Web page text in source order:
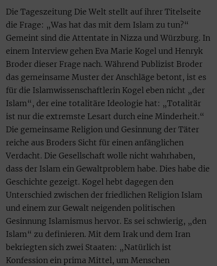
Die Tageszeitung Die Welt stellt auf ihrer Titelseite
die Frage: „Was hat das mit dem Islam zu tun?“
Gemeint sind die Attentate in Nizza und Würzburg. In
einem Interview gehen Eva Marie Kogel und Henryk
Broder dieser Frage nach. Während Publizist Broder
das gemeinsame Muster der Anschläge betont, ist es
für die Islamwissenschaftlerin Kogel eben nicht „der
Islam“, der eine totalitäre Ideologie hat: „Totalitär
ist nur die extremste Lesart durch eine Minderheit.“
Die gemeinsame Religion und Gesinnung der Täter
reiche aus Broders Sicht für einen anfänglichen
Verdacht. Die Gesellschaft wolle nicht wahrhaben,
dass der Islam ein Gewaltproblem habe. Dies habe die
Geschichte gezeigt. Kogel hebt dagegen den
Unterschied zwischen der friedlichen Religion Islam
und einem zur Gewalt neigenden politischen
Gesinnung Islamismus hervor. Es sei schwierig, „den
Islam“ zu definieren. Mit dem Irak und dem Iran
bekriegten sich zwei Staaten: „Natürlich ist
Konfession ein prima Mittel, um Menschen